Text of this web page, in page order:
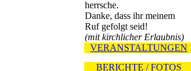
herrsche.
Danke, dass ihr meinem
Ruf gefolgt seid!
(mit kirchlicher Erlaubnis)
VERANSTALTUNGEN
BERICHTE / FOTOS